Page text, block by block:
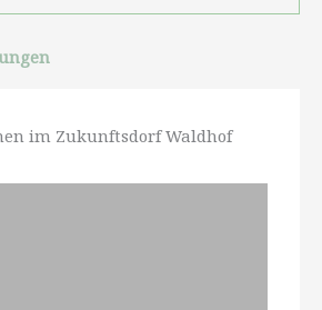
im Zukunftsdorf Waldhof